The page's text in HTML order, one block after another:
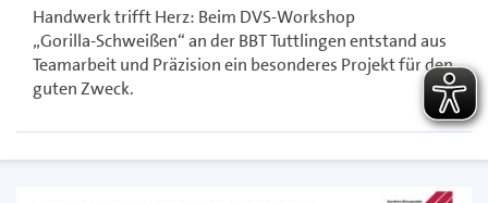
Handwerk trifft Herz: Beim DVS-Workshop
„Gorilla‑Schweißen“ an der BBT Tuttlingen entstand aus
Teamarbeit und Präzision ein besonderes Projekt für den
guten Zweck.